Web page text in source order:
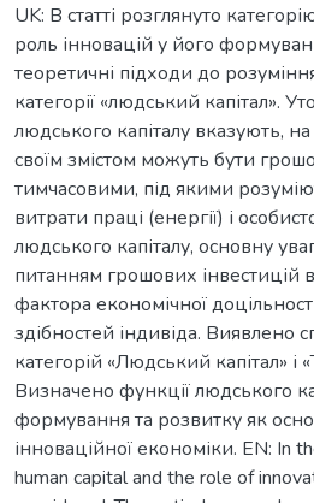
UK: В статті розглянуто
роль інновацій у його
теоретичні підходи до розуміння
категорії «людський капітал».
людського капіталу вказують, на
своїм змістом можуть бути
тимчасовими, під якими
витрати праці (енергії) і
людського капіталу, основну
питанням грошових інвестицій
фактора економічної
здібностей індивіда. Виявлено
категорій «Людський капітал» і
Визначено функції людського
формування та розвитку як
інноваційної економіки. EN: In
human capital and the role of